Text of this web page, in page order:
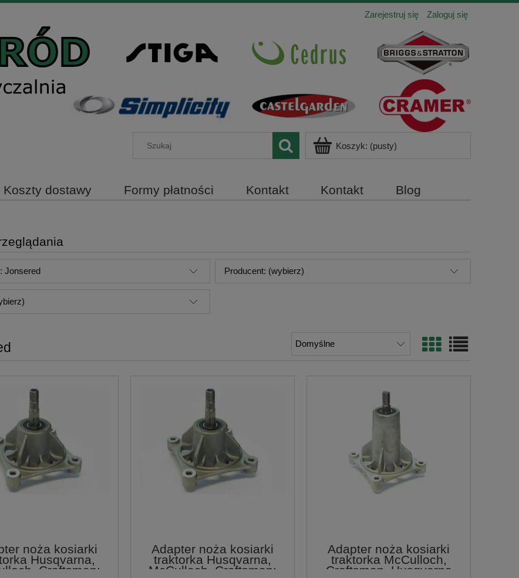
Zarejestruj się Zaloguj się
Koszyk: (pusty)
Koszty dostawy Formy płatności Kontakt Kontakt Blog
Jonsered Producent: (wybierz)
noża kosiarki
Husqvarna,
Craftsman;
Adapter noża kosiarki
traktorka Husqvarna,
McCulloch, Craftsman;
Adapter noża kosiarki
traktorka McCulloch,
Craftsman, Husqvarna